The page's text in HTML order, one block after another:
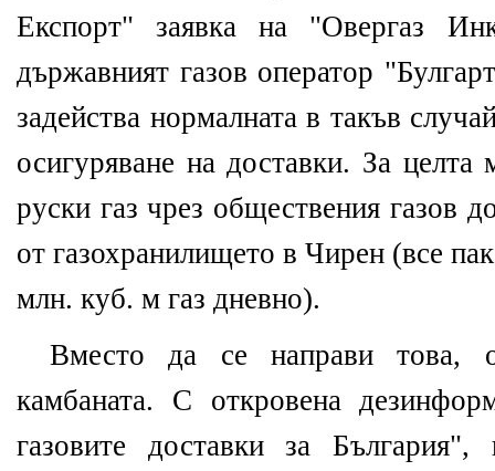
Експорт" заявка на "Овергаз
държавният газов оператор
задейства нормалната в такъв
осигуряване на доставки. За
руски газ чрез обществения газов
от газохранилището в Чирен (все
млн. куб. м газ дневно).
Вместо да се направи това,
камбаната. С откровена
газовите доставки за